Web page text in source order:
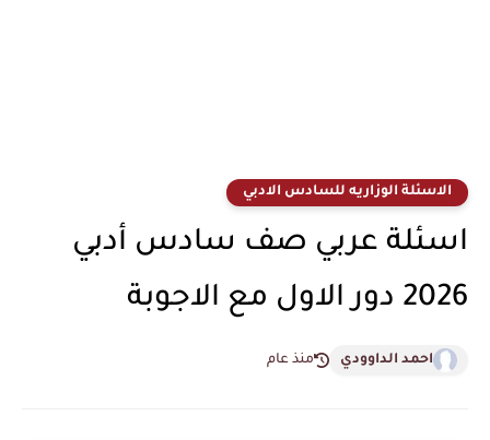
الاسئلة الوزاريه للسادس الادبي
اسئلة عربي صف سادس أدبي
2026 دور الاول مع الاجوبة
احمد الداوودي منذ عام